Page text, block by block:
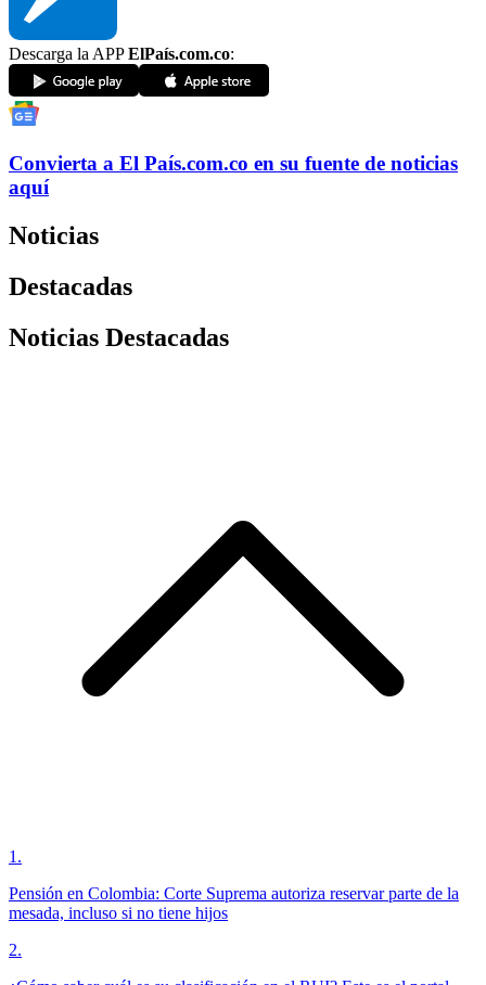
Descarga la APPElPaís.com.co:
Convierta a El País.com.co en su fuente de noticias
aquí
Noticias
Destacadas
Noticias Destacadas
1 .
Pensión en Colombia: Corte Suprema autoriza reservar parte de la
mesada, incluso si no tiene hijos
2.